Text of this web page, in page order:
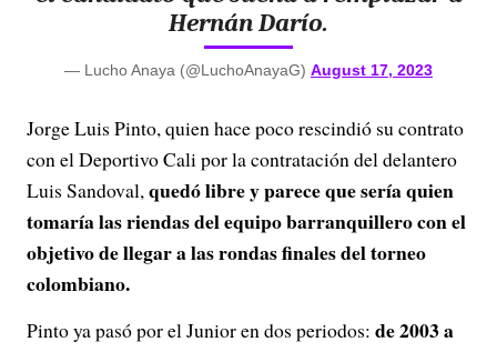
Hernán Darío.
— Lucho Anaya (@LuchoAnayaG) August 17, 2023
Jorge Luis Pinto, quien hace poco rescindió su contrato
con el Deportivo Cali por la contratación del delantero
Luis Sandoval,quedó libre y parece que sería quien
tomaría las riendas del equipo barranquillero con el
objetivo de llegar a las rondas finales del torneo
colombiano.
Pinto ya pasó por el Junior en dos periodos: de 2003 a